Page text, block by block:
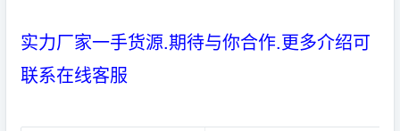
实力厂家一手货源.期待与你合作.更多介绍可
联系在线客服